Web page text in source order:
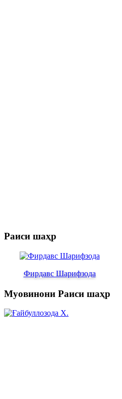
Раиси шаҳр
Фирдавс Шарифзода
Муовинони Раиси шаҳр